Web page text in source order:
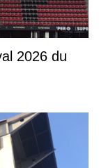
2026 du